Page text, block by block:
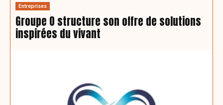
Entreprises
Groupe O structure son offre de solutions
inspirées du vivant